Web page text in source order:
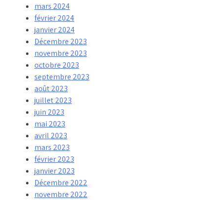
mars 2024
février 2024
janvier 2024
Décembre 2023
novembre 2023
octobre 2023
septembre 2023
août 2023
juillet 2023
juin 2023
mai 2023
avril 2023
mars 2023
février 2023
janvier 2023
Décembre 2022
novembre 2022